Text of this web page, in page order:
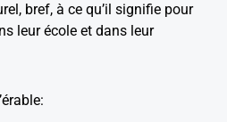
bref, à ce qu’il signifie pour
leur école et dans leur